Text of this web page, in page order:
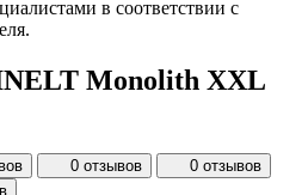
в соответствии с
Monolith XXL
0 отзывов
0 отзывов